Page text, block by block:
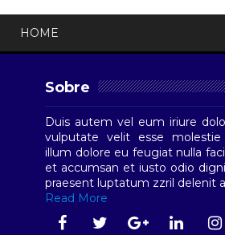
HOME
Sobre
Duis autem vel eum iriure
vulputate velit esse molestie
illum dolore eu feugiat nulla
et accumsan et iusto odio
praesent luptatum zzril delenit
Read More